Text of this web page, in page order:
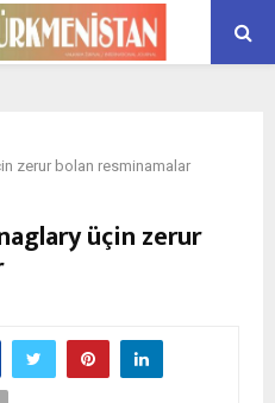
zerur bolan resminamalar
üçin zerur